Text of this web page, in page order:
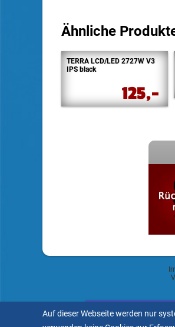
Ähnliche
TERRA LCD/LED 2727W V3
IPS black
125,-
Auf dieser Webseite werden nur